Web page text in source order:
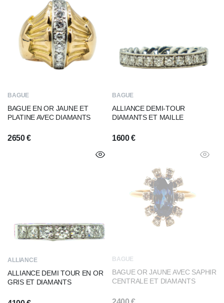
BAGUE
BAGUE EN OR JAUNE ET
PLATINE AVEC DIAMANTS
2650€
BAGUE
ALLIANCE DEMI-TOUR
DIAMANTS ET MAILLE
1600€
ALLIANCE
ALLIANCE DEMI TOUR EN OR
GRIS ET DIAMANTS
BAGUE
BAGUE OR JAUNE AVEC SAPHIR
CENTRALE ET DIAMANTS